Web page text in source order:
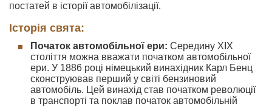
постатей в історії автомобілізації.
Історія свята:
Початок автомобільної ери: Середину XIX
століття можна вважати початком автомобільної
ери. У 1886 році німецький винахідник Карл Бенц
сконструював перший у світі бензиновий
автомобіль. Цей винахід став початком революції
в транспорті та поклав початок автомобільній